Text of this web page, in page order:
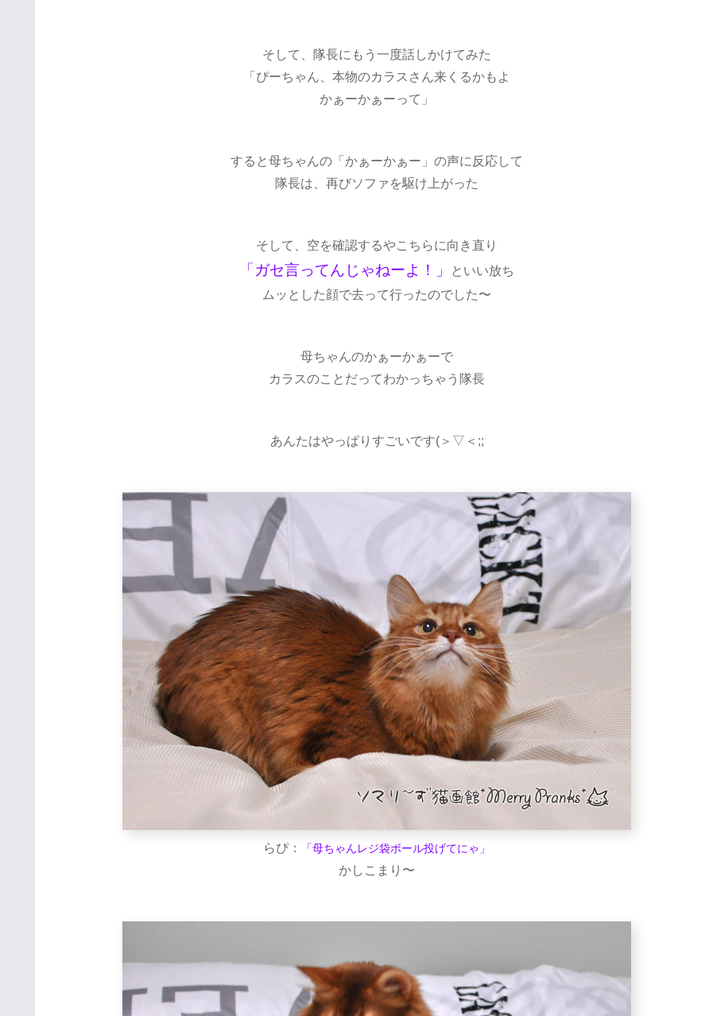
そして、隊長にもう一度話しかけてみた
「ぴーちゃん、本物のカラスさん来くるかもよ
かぁーかぁーって」
すると母ちゃんの「かぁーかぁー」の声に反応して
隊長は、再びソファを駆け上がった
そして、空を確認するやこちらに向き直り
「ガセ言ってんじゃねーよ！」
といい放ち
ムッとした顔で去って行ったのでした〜
母ちゃんのかぁーかぁーで
カラスのことだってわかっちゃう隊長
あんたはやっぱりすごいです(＞▽＜;;
らぴ： 「母ちゃんレジ袋ボール投げてにゃ」
かしこまり〜